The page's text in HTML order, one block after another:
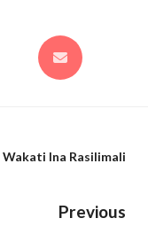
Ina Rasilimali
Previous